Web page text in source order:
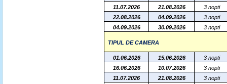
11.07.2026
21.08.2026
3 nopti
22.08.2026
04.09.2026
3 nopti
04.09.2026
30.09.2026 3 nopti
TIPUL DE CAMERA
01.06.2026 15.06.2026
3 nopti
16.06.2026
10.07.2026
3 nopti
11.07.2026
21.08.2026
3 nopti